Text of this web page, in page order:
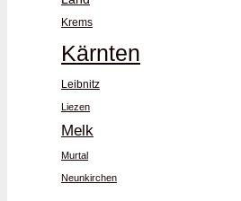
Krems
Kärnten
Leibnitz
Liezen
Melk
Murtal
Neunkirchen